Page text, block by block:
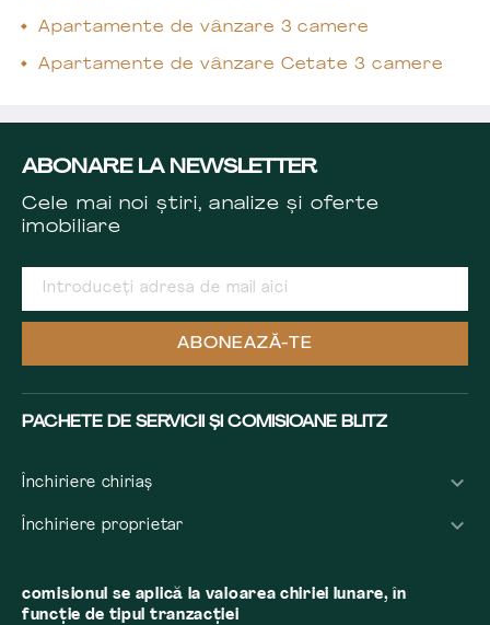
Apartamente de vânzare 3 camere
Apartamente de vânzare Cetate 3 camere
ABONARE LA NEWSLETTER
Cele mai noi știri, analize și oferte
imobiliare
ABONEAZĂ-TE
PACHETE DE SERVICII ȘI COMISIOANE BLITZ
Închiriere chiriaș
Închiriere proprietar
comisionul se aplică la valoarea chiriei lunare, în
funcție de tipul tranzacției